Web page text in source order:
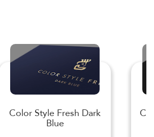
Color Style Fresh Dark
Blue